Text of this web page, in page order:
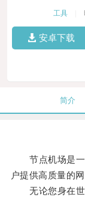
工具
安卓下载
简介
节点机场是一
户提供高质量的网
无论您身在世